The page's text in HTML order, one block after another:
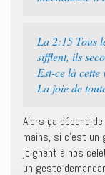
La 2:15 Tous
sifflent, ils
Est-ce là
La joie de
Alors ça dépend
mains, si c’est
joignent à nos
un geste